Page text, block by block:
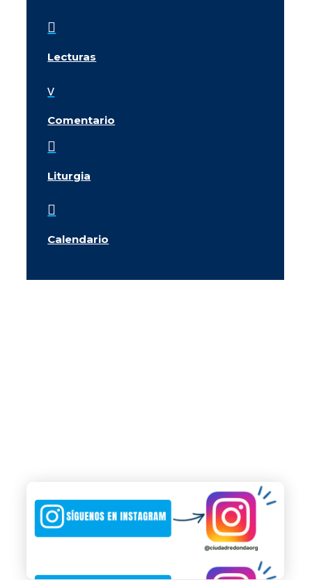

Lecturas
v
Comentario

Liturgia

Calendario